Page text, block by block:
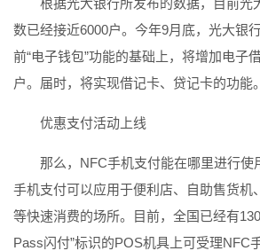
根据光大银行所发布的数据，目前光
数已经接近6000户。今年9月底，光大银
前“电子钱包”功能的基础上，将增加电子
户。届时，将实现借记卡、贷记卡的功能。
优惠支付活动上线
那么，NFC手机支付能在哪里进行使
手机支付可以应用于便利店、自助售货机
等快速消费的场所。目前，全国已经有
Pass闪付”标识的POS机具上可受理NFC